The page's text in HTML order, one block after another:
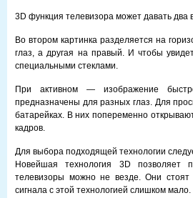
3D функция телевизора может давать два
Во втором картинка разделяется на
глаз, а другая на правый. И чтобы
специальными стеклами.
При активном — изображение
предназначены для разных глаз. Для
батарейках. В них попеременно
кадров.
Для выбора подходящей технологии
Новейшая технология 3D позволяет
телевизоры можно не везде. Они стоят
сигнала с этой технологией слишком мало.